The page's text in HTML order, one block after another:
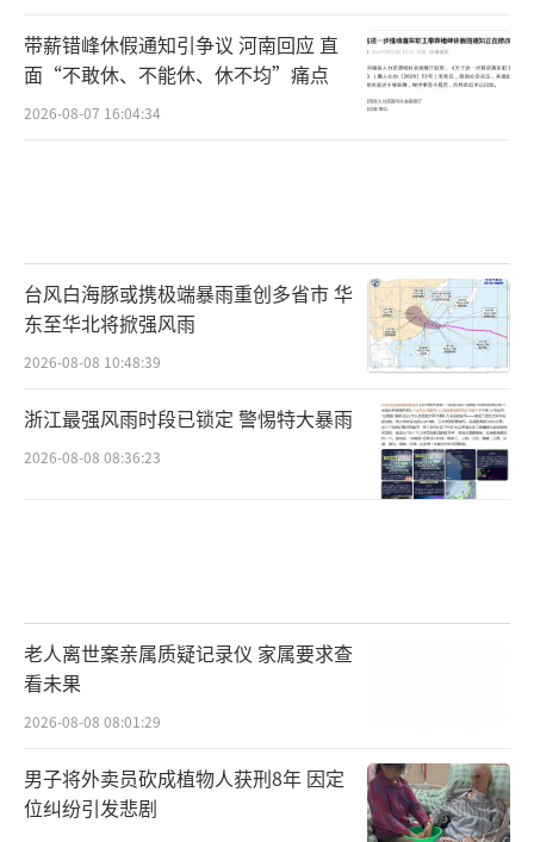
带薪错峰休假通知引争议 河南回应 直
面“不敢休、不能休、休不均”痛点
2026-08-07 16:04:34
台风白海豚或携极端暴雨重创多省市 华
东至华北将掀强风雨
2026-08-08 10:48:39
浙江最强风雨时段已锁定 警惕特大暴雨
2026-08-08 08:36:23
老人离世案亲属质疑记录仪 家属要求查
看未果
2026-08-08 08:01:29
男子将外卖员砍成植物人获刑8年 因定
位纠纷引发悲剧